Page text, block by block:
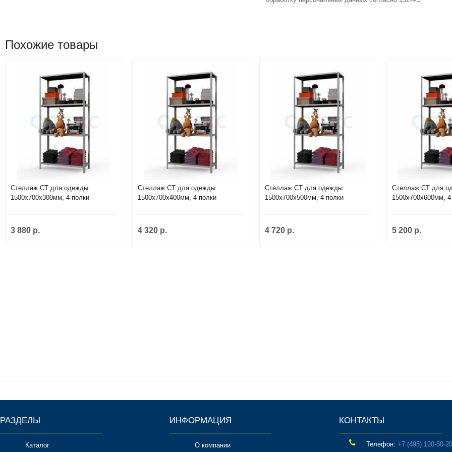
Похожие товары
Стеллаж СТ для одежды
1500х700х300мм, 4-полки
3 880 р.
Стеллаж СТ для одежды
1500х700х400мм, 4-полки
4 320 р.
Стеллаж СТ для одежды
1500х700х500мм, 4-полки
4 720 р.
Стеллаж СТ для
1500х700х600мм,
5 200 р.
РАЗДЕЛЫ
Каталог
ИНФОРМАЦИЯ
О компании
КОНТАКТЫ
Телефон: ‎+7 (495) 120-50-20